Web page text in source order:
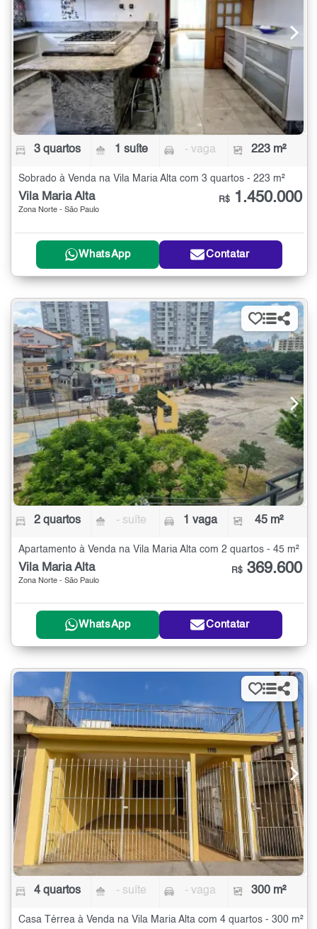
3 quartos 1 suíte - vaga 223 m²
Sobrado à Venda na Vila Maria Alta com 3 quartos - 223 m²
Vila Maria Alta
Zona Norte - São Paulo
R$ 1.450.000
WhatsApp Contatar
2 quartos - suíte 1 vaga 45 m²
Apartamento à Venda na Vila Maria Alta com 2 quartos - 45 m²
Vila Maria Alta
Zona Norte - São Paulo
R$ 369.600
WhatsApp Contatar
4 quartos - suíte - vaga 300 m²
Casa Térrea à Venda na Vila Maria Alta com 4 quartos - 300 m²